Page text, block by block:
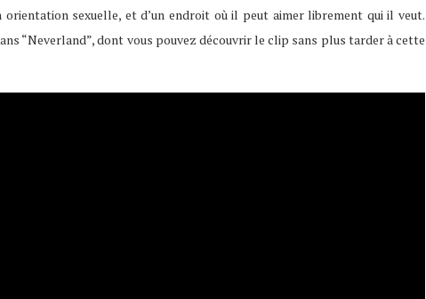
sexuelle, et d’un endroit où il peut aimer librement qui il veut.
“Neverland”, dont vous pouvez découvrir le clip sans plus tarder à cette